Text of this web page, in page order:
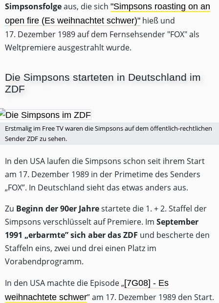
Simpsonsfolgeaus, die sich "Simpsons roasting on an
open fire (Es weihnachtet schwer)" hieß und
17. Dezember 1989 auf dem Fernsehsender "FOX" als
Weltpremiere ausgestrahlt wurde.
Die Simpsons starteten in Deutschland im
ZDF
Erstmalig im Free TV waren die Simpsons auf dem öffentlich-rechtlichen
Sender ZDF zu sehen.
In den USA laufen die Simpsons schon seit ihrem Start
am 17. Dezember 1989 in der Primetime des Senders
„FOX”. In Deutschland sieht das etwas anders aus.
Zu Beginn der 90er Jahrestartete die 1. + 2. Staffel der
Simpsons verschlüsselt auf Premiere. Im September
1991 „erbarmte” sich aber das ZDF und bescherte den
Staffeln eins, zwei und drei einen Platz im
Vorabendprogramm.
In den USA machte die Episode „[7G08] - Es
weihnachtete schwer” am 17. Dezember 1989 den Start.